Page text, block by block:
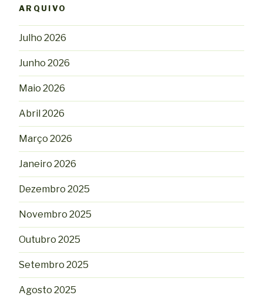
ARQUIVO
Julho 2026
Junho 2026
Maio 2026
Abril 2026
Março 2026
Janeiro 2026
Dezembro 2025
Novembro 2025
Outubro 2025
Setembro 2025
Agosto 2025